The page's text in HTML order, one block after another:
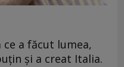
a făcut lumea,
și a creat Italia.